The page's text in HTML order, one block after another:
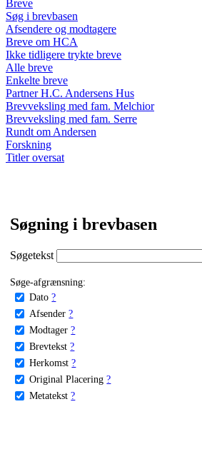
Breve
Søg i brevbasen
Afsendere og modtagere
Breve om HCA
Ikke tidligere trykte breve
Alle breve
Enkelte breve
Partner H.C. Andersens Hus
Brevveksling med fam. Melchior
Brevveksling med fam. Serre
Rundt om Andersen
Forskning
Titler oversat
Søgning i brevbasen
Søgetekst
Søge-afgrænsning:
Dato ?
Afsender ?
Modtager ?
Brevtekst ?
Herkomst ?
Original Placering ?
Metatekst ?